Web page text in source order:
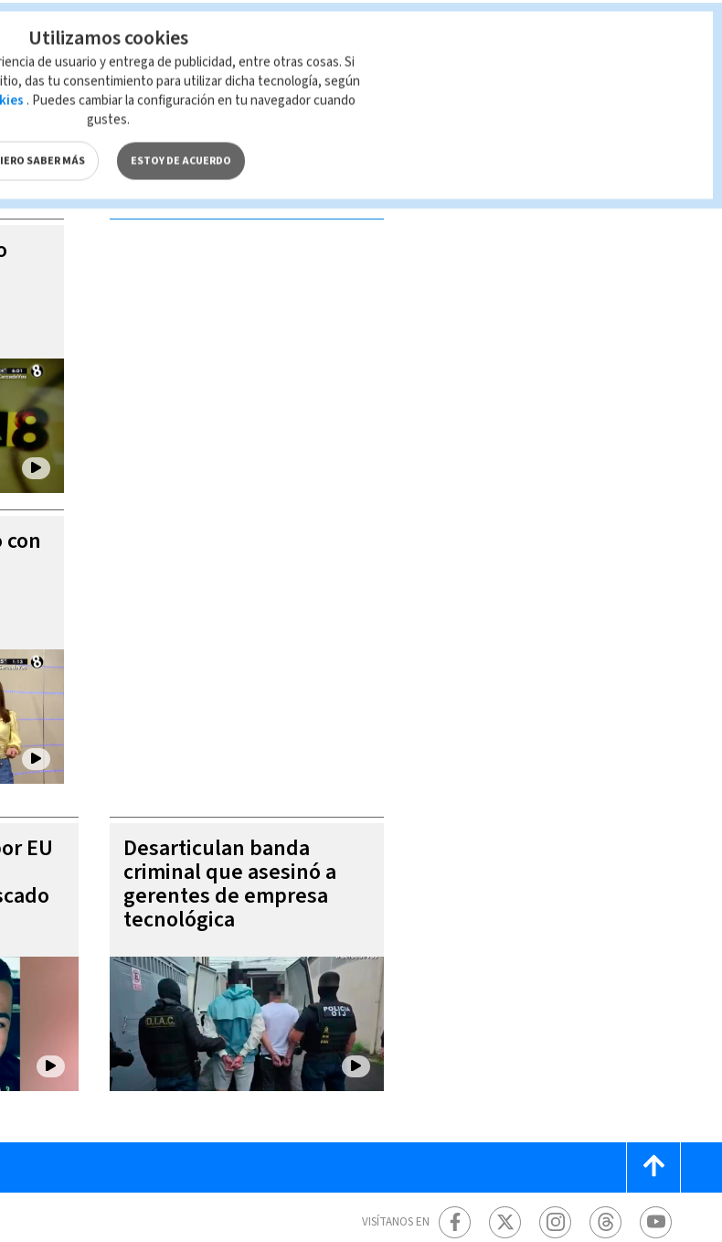
que es propiedad de TELEDIARIO; su reproducción no
EU Desarticulan banda
criminal que asesinó a
gerentes de empresa
tecnológica
VISÍTANOS EN
Utilizamos cookies
de usuario y entrega de publicidad, entre otras cosas. Si
das tu consentimiento para utilizar dicha tecnología, según
. Puedes cambiar la configuración en tu navegador cuando
gustes.
SABER MÁS ESTOY DE ACUERDO